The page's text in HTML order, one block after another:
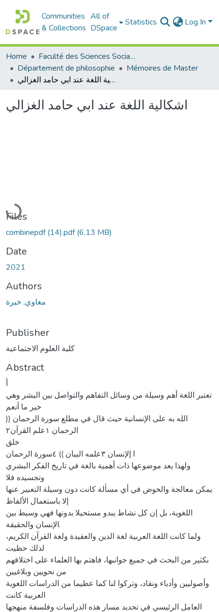
Communities
& Collections
All of
DSpace
Statistics Log In
Home
Faculté des Sciences Sociales
Département de philosophie
Mémoires de Master
اشكالية اللغة عند ابي حامد الغزالي
اشكالية اللغة عند ابي حامد الغزالي
Loading...
Files
combinepdf (14).pdf(6.13 MB)
Date
2021
Authors
مغاوي, خيرة
Publisher
كلية العلوم الاجتماعية
Abstract
أ
تعتبر اللغة أهم وسيلة من وسائل التفاهم والتواصل بين البشر وهي
خير ما أنعم
الله به على الإنسانية حيث قال في مطلع سورة الرحمان ((
الرحمان ١علم القرآن٢
خلق
ا إلإنسان ٣علمه البيان )) ٤سورة الرحمان
ولهذا يعد موضوعها ذات أهمية بالغة في تاريخ الفكر البشري
وتجسيده فلا
يمكن معالجة والخوض في أي مسألة كانت دون وسيلة التعبير عنها
إلا باستعمال الألفاظ
اللغوية، بل إن كل نشاط يبدو مستحيلا بدونها فهي وسيط بين
الإنسان والحقيقة.
ولما كانت اللغة العربية لغة الدين والعقيدة ولغة القرآن الكريم،
لذلك حظيت
بكثير من البحث في جميع جوانبها، فاهتم بها العلماء على اختلافهم
من نحويين وبلاغيين
وأصوليين وأدباء ونقاد، وتركوا لنا كما عظيما من الدراسات اللغوية
العربية كانت
العامل الرئيسي في تحديد مسار هذه الدراسات وفلسفة منهجها